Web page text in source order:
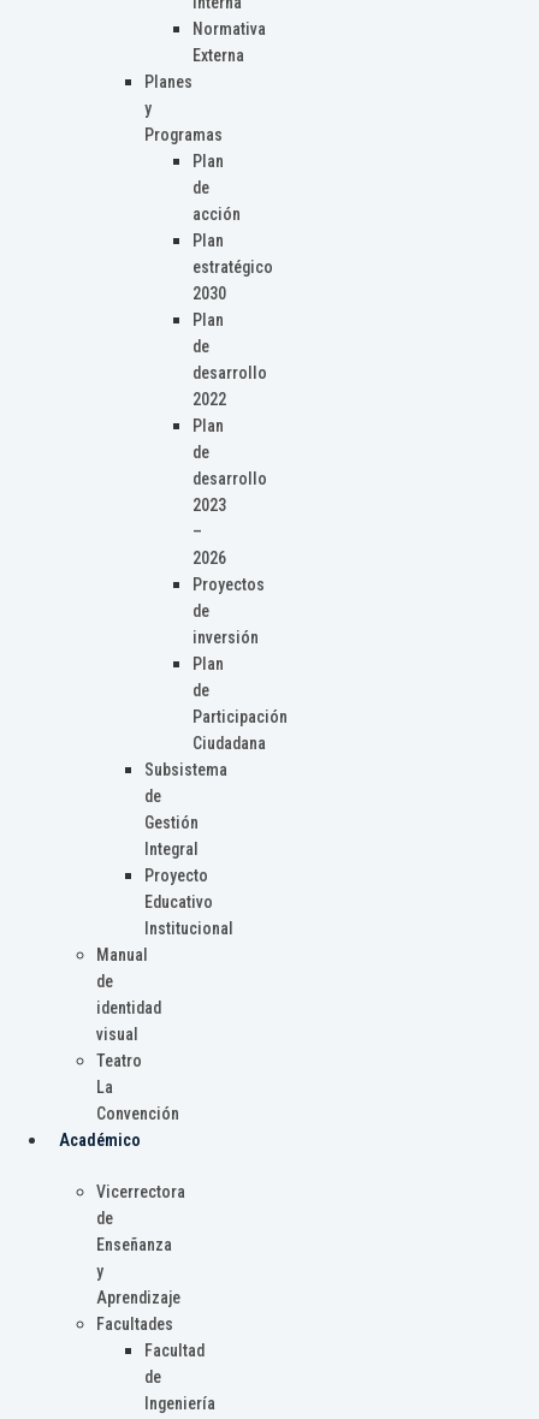
Normativa
Externa
Planes
y
Programas
Plan
de
acción
Plan
estratégico
2030
Plan
de
desarrollo
2022
Plan
de
desarrollo
2023
–
2026
Proyectos
de
inversión
Plan
de
Participación
Ciudadana
Subsistema
de
Gestión
Integral
Proyecto
Educativo
Institucional
Manual
de
identidad
visual
Teatro
La
Convención
Académico
Vicerrectora
de
Enseñanza
y
Aprendizaje
Facultades
Facultad
de
Ingeniería